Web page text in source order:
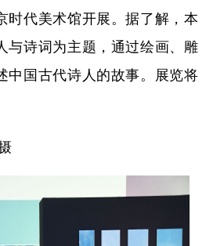
时代美术馆开展。据了解，本
与诗词为主题，通过绘画、雕
中国古代诗人的故事。展览将